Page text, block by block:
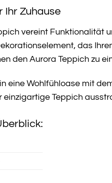
Ihr Zuhause
vereint Funktionalität
das
den Aurora Teppich zu
eine Wohlfühloase mit
einzigartige Teppich